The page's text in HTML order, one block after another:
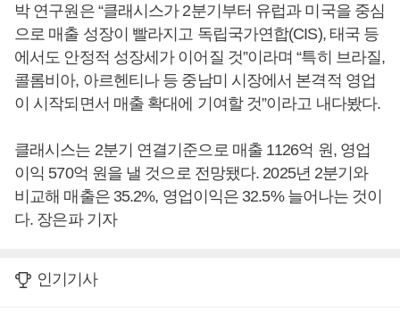
박 연구원은 “클래시스가 2분기부터 유럽과 미국을 중심
으로 매출 성장이 빨라지고 독립국가연합(CIS), 태국 등
에서도 안정적 성장세가 이어질 것”이라며 “특히 브라질,
콜롬비아, 아르헨티나 등 중남미 시장에서 본격적 영업
이 시작되면서 매출 확대에 기여할 것”이라고 내다봤다.
클래시스는 2분기 연결기준으로 매출 1126억 원, 영업
이익 570억 원을 낼 것으로 전망됐다. 2025년 2분기와
비교해 매출은 35.2%, 영업이익은 32.5% 늘어나는 것이
다. 장은파 기자
인기기사